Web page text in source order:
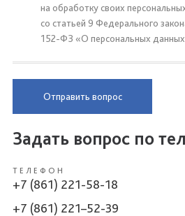
на обработку своих
со статьей 9 Федерального
152-ФЗ «О персональных
Отправить вопрос
Задать вопрос по
ТЕЛЕФОН
+7 (861) 221-58-18
+7 (861) 221–52-39